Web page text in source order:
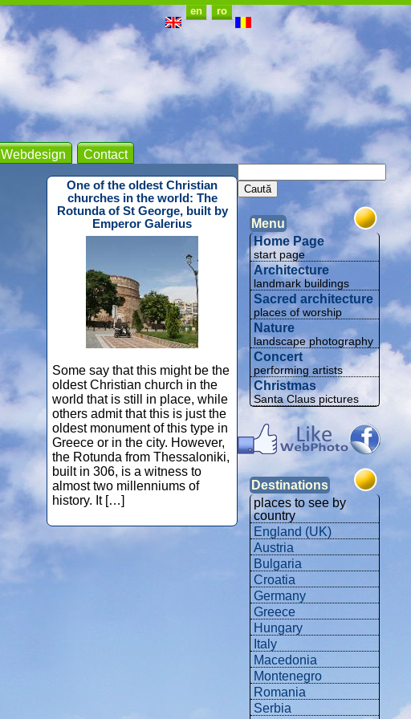
en ro
Webdesign Contact
One of the oldest Christian
churches in the world: The
Rotunda of St George, built by
Emperor Galerius
Some say that this might be the
oldest Christian church in the
world that is still in place, while
others admit that this is just the
oldest monument of this type in
Greece or in the city. However,
the Rotunda from Thessaloniki,
built in 306, is a witness to
almost two millenniums of
history. It […]
Menu
Home Page
start page
Architecture
landmark buildings
Sacred architecture
places of worship
Nature
landscape photography
Concert
performing artists
Christmas
Santa Claus pictures
Destinations
places to see by
country
England (UK)
Austria
Bulgaria
Croatia
Germany
Greece
Hungary
Italy
Macedonia
Montenegro
Romania
Serbia